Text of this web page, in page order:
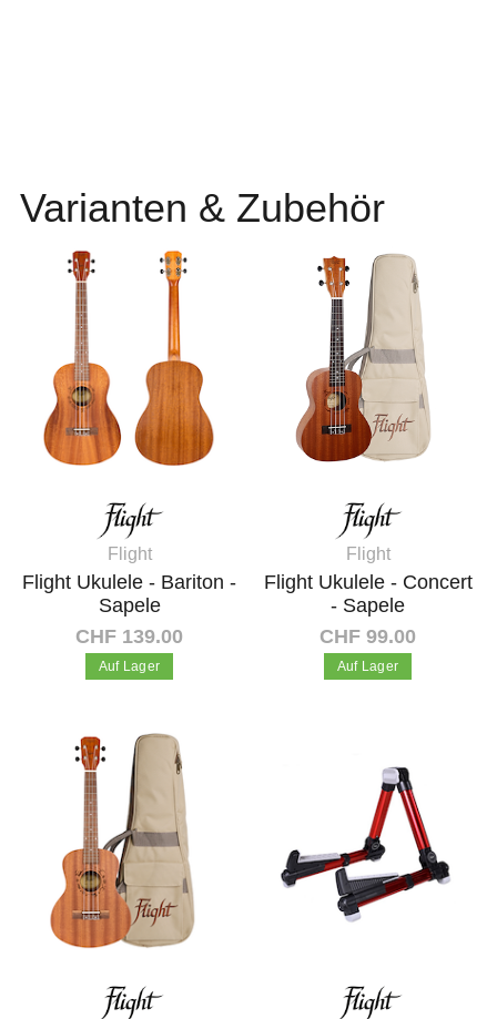
Varianten & Zubehör
Flight
Flight Ukulele - Bariton -
Sapele
CHF 139.00
Auf Lager
In den Warenkorb
Flight
Flight Ukulele - Concert
- Sapele
CHF 99.00
Auf Lager